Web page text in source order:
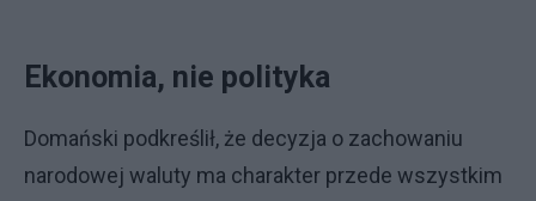
Ekonomia, nie polityka
Domański podkreślił, że decyzja o zachowaniu
narodowej waluty ma charakter przede wszystkim